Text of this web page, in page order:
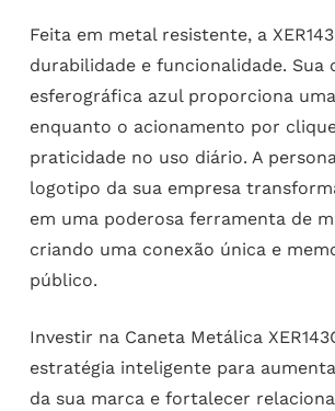
Feita em metal resistente, a
durabilidade e funcionalidade. Sua
esferográfica azul proporciona
enquanto o acionamento por
praticidade no uso diário. A
logotipo da sua empresa
em uma poderosa ferramenta de
criando uma conexão única e
público.
Investir na Caneta Metálica
estratégia inteligente para
da sua marca e fortalecer